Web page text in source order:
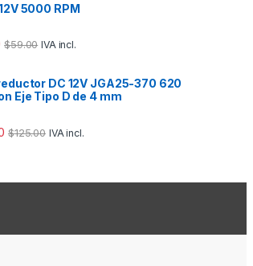
5000 RPM
$59.00 IVA incl.
DC 12V JGA25-370 620
Eje Tipo D de 4 mm
$125.00 IVA incl.